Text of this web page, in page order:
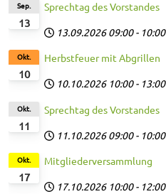
13
Sep. Sprechtag des Vorstandes
13.09.2026 09:00 - 10:00
10
Okt. Herbstfeuer mit Abgrillen
10.10.2026 10:00 - 13:00
11
Okt. Sprechtag des Vorstandes
11.10.2026 09:00 - 10:00
17
Okt. Mitgliederversammlung
17.10.2026 10:00 - 12:00